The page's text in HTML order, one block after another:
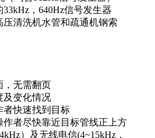
，640Hz信号发生器
压清洗机水管和疏通机钢索
，无需翻页
及变化情况
者快速找到目标
作者尽快靠近目标管线正上方
）及无线电信(4~15kHz，